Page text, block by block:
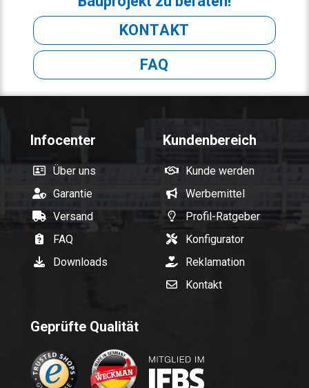
KONTAKT
FAQ
Infocenter
Über uns
Garantie
Versand
FAQ
Downloads
Kundenbereich
Kunde werden
Werbemittel
Profil-Ratgeber
Konfigurator
Reklamation
Kontakt
Geprüfte Qualität